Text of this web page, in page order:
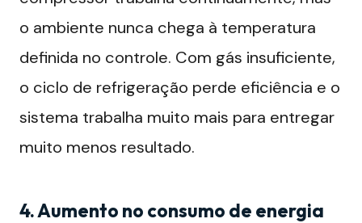
o ambiente nunca chega à temperatura
definida no controle. Com gás insuficiente,
o ciclo de refrigeração perde eficiência e o
sistema trabalha muito mais para entregar
muito menos resultado.
4. Aumento no consumo de energia